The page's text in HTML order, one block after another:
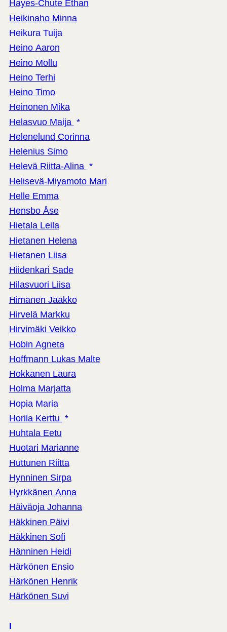
Hayes-Chute Ethan
Heikinaho Minna
Heikura Tuija
Heino Aaron
Heino Mollu
Heino Terhi
Heino Timo
Heinonen Mika
Helasvuo Maija *
Helenelund Corinna
Helenius Simo
Helevä Riitta-Alina *
Helisevä-Miyamoto Mari
Helle Emma
Hensbo Åse
Hietala Leila
Hietanen Helena
Hietanen Liisa
Hiidenkari Sade
Hilasvuori Liisa
Himanen Jaakko
Hirvelä Markku
Hirvimäki Veikko
Hobin Agneta
Hoffmann Lukas Malte
Hokkanen Laura
Holma Marjatta
Hopia Maria
Horila Kerttu *
Huhtala Eetu
Huotari Marianne
Huttunen Riitta
Hynninen Sirpa
Hyrkkänen Anna
Häiväoja Johanna
Häkkinen Päivi
Häkkinen Sofi
Hänninen Heidi
Härkönen Ensio
Härkönen Henrik
Härkönen Suvi
I